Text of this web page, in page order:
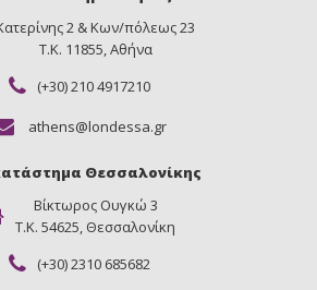
2 & Κων/πόλεως 23
Τ.Κ. 11855, Αθήνα
(+30) 210 4917210
athens@londessa.gr
Θεσσαλονίκης
Βίκτωρος Ουγκώ 3
Τ.Κ. 54625, Θεσσαλονίκη
(+30) 2310 685682